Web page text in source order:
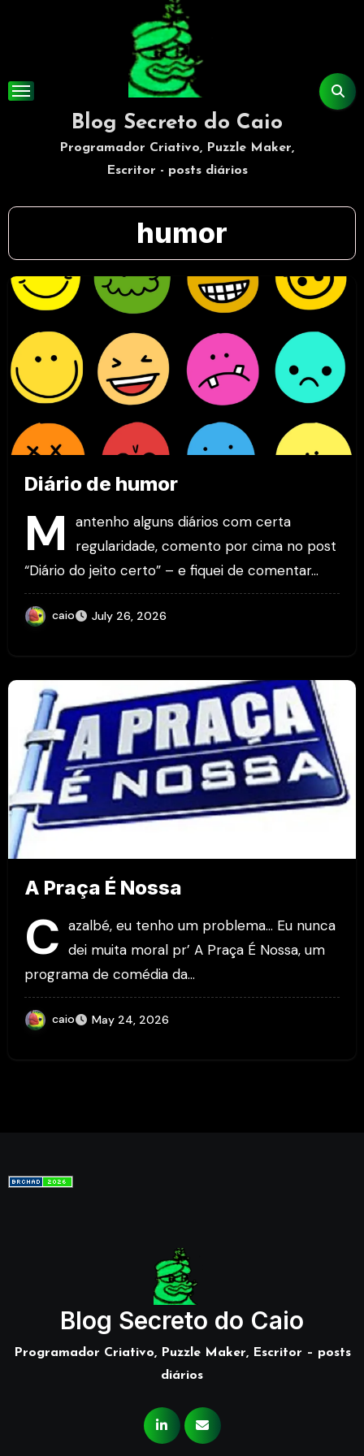
Blog Secreto do Caio
Programador Criativo, Puzzle Maker,
Escritor - posts diários
humor
Diário de humor
M
antenho alguns diários com certa
regularidade, comento por cima no post
“Diário do jeito certo” – e fiquei de comentar…
caio July 26, 2026
A Praça É Nossa
C azalbé, eu tenho um problema… Eu nunca
dei muita moral pr’ A Praça É Nossa, um
programa de comédia da…
caio May 24, 2026
Blog Secreto do Caio
Programador Criativo, Puzzle Maker, Escritor – posts
diários